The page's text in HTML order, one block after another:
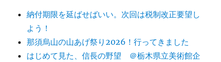
納付期限を延ばせばいい。次回は税制改正要望し
よう！
那須烏山の山あげ祭り2026！行ってきました
はじめて見た、信長の野望 ＠栃木県立美術館企